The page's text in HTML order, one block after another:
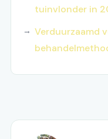
tuinvlonder in
Verduurzaamd